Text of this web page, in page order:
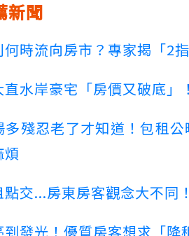
新聞
何時流向房市？專家揭「2
水岸豪宅「房價又破底」
多殘忍老了才知道！包租
煩
交...房東房客觀念大不同
發光！優質房客想求「